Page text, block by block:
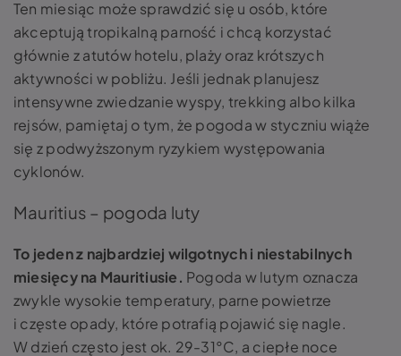
Ten miesiąc może sprawdzić się u osób, które
akceptują tropikalną parność i chcą korzystać
głównie z atutów hotelu, plaży oraz krótszych
aktywności w pobliżu. Jeśli jednak planujesz
intensywne zwiedzanie wyspy, trekking albo kilka
rejsów, pamiętaj o tym, że pogoda w styczniu wiąże
się z podwyższonym ryzykiem występowania
cyklonów.
Mauritius – pogoda luty
To jeden z najbardziej wilgotnych i niestabilnych
miesięcy na Mauritiusie. Pogoda w lutym oznacza
zwykle wysokie temperatury, parne powietrze
i częste opady, które potrafią pojawić się nagle.
W dzień często jest ok. 29-31°C, a ciepłe noce